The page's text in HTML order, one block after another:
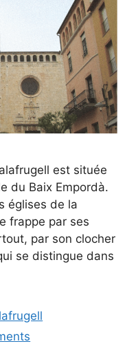
est située
du Baix Empordà.
églises de la
frappe par ses
par son clocher
se distingue dans